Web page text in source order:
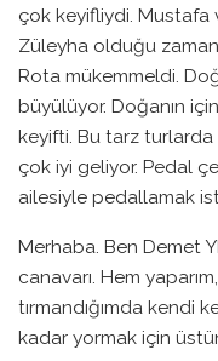
çok keyifliydi. Mustafa
Züleyha olduğu
Rota mükemmeldi.
büyülüyor. Doğanın
keyifti. Bu tarz
çok iyi geliyor. Pedal
ailesiyle pedallamak
Merhaba. Ben Demet
canavarı. Hem
tırmandığımda kendi
kadar yormak için